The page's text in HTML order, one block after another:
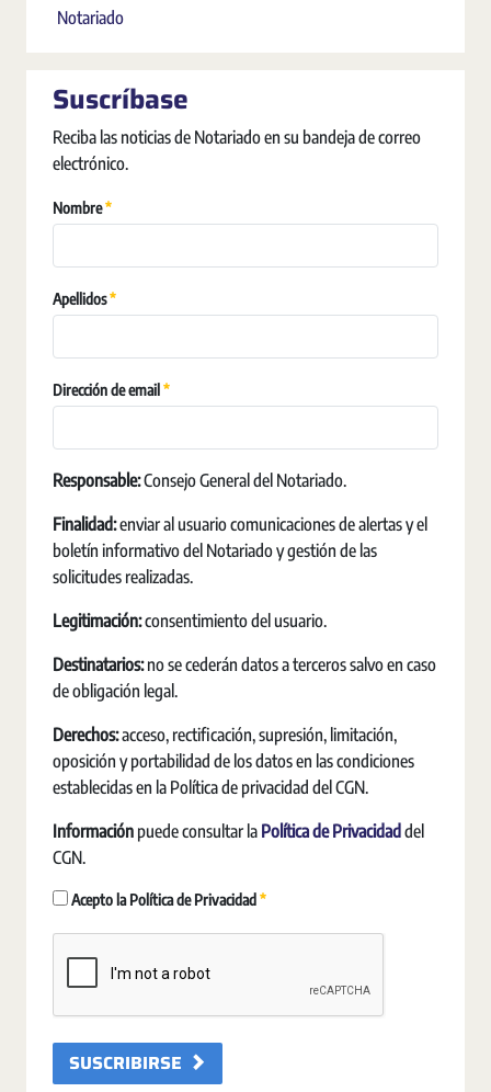
Notariado
Suscríbase
Reciba las noticias de Notariado en su bandeja de correo
electrónico.
Nombre Pakollinen
Apellidos Pakollinen
Dirección de email Pakollinen
Responsable:Consejo General del Notariado.
Finalidad:enviar al usuario comunicaciones de alertas y el
boletín informativo del Notariado y gestión de las
solicitudes realizadas.
Legitimación:consentimiento del usuario.
Destinatarios:no se cederán datos a terceros salvo en caso
de obligación legal.
Derechos:acceso, rectificación, supresión, limitación,
oposición y portabilidad de los datos en las condiciones
establecidas en la Política de privacidad del CGN.
Información puede consultar la Política de Privacidad del
CGN.
Acepto la Política de Privacidad Pakollinen
SUSCRIBIRSE